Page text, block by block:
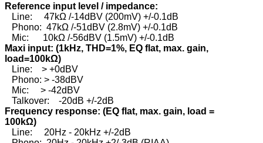
Reference input level / impedance:
Line: 47kΩ /-14dBV (200mV) +/-0.1dB
Phono: 47kΩ /-51dBV (2.8mV) +/-0.1dB
Mic: 10kΩ /-56dBV (1.5mV) +/-0.1dB
Maxi input: (1kHz, THD=1%, EQ flat, max. gain,
load=100kΩ)
Line: > +0dBV
Phono: > -38dBV
Mic: > -42dBV
Talkover: -20dB +/-2dB
Frequency response: (EQ flat, max. gain, load =
100kΩ)
Line: 20Hz - 20kHz +/-2dB